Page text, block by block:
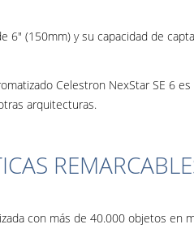
6" (150mm) y su capacidad de
Celestron NexStar SE 6
arquitecturas.
con más de 40.000 objetos en